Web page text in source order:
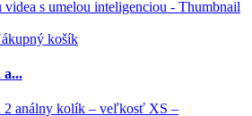
košík
a...